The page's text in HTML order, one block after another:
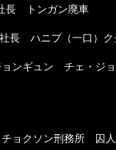
　トンガン廃車
ハニプ（一口）ク
ュン　チェ・ジョ
ン刑務所　囚人